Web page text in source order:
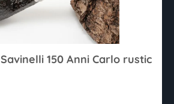
Savinelli 150 Anni Carlo rustic